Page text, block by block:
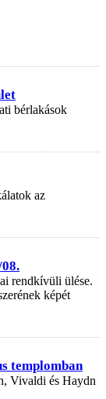
bérlakások
az
rendkívüli ülése.
képét
templomban
Vivaldi és Haydn